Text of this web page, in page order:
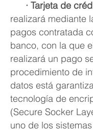
· Tarjeta de
realizará mediante
pagos contratada
banco, con la que
realizará un pago
procedimiento de
datos está
tecnología de
(Secure Socker
uno de los